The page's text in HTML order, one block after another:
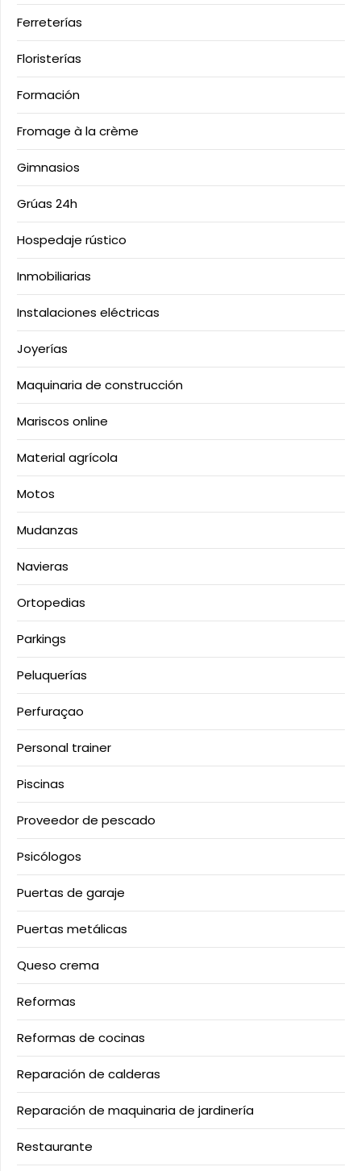
Ferreterías
Floristerías
Formación
Fromage à la crème
Gimnasios
Grúas 24h
Hospedaje rústico
Inmobiliarias
Instalaciones eléctricas
Joyerías
Maquinaria de construcción
Mariscos online
Material agrícola
Motos
Mudanzas
Navieras
Ortopedias
Parkings
Peluquerías
Perfuraçao
Personal trainer
Piscinas
Proveedor de pescado
Psicólogos
Puertas de garaje
Puertas metálicas
Queso crema
Reformas
Reformas de cocinas
Reparación de calderas
Reparación de maquinaria de jardinería
Restaurante